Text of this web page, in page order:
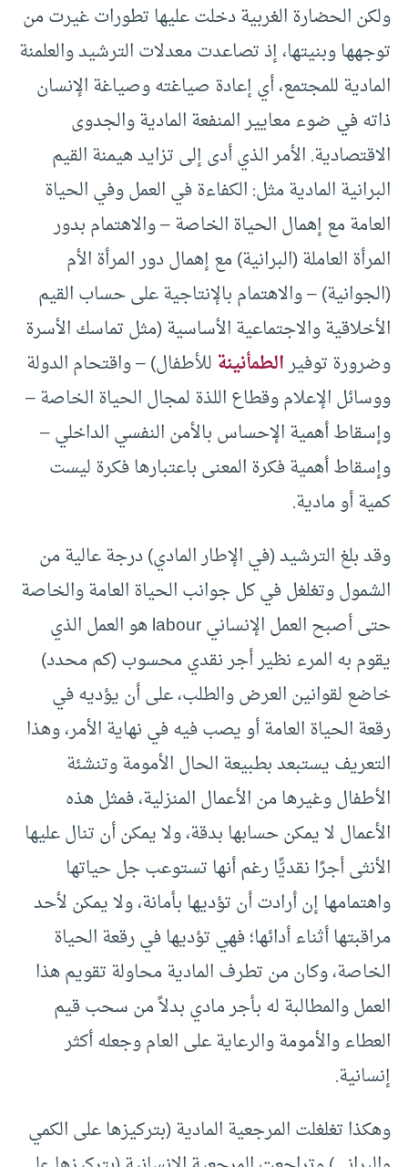
ولكن الحضارة الغربية دخلت عليها تطورات غيرت من
توجهها وبنيتها، إذ تصاعدت معدلات الترشيد والعلمنة
المادية للمجتمع، أي إعادة صياغته وصياغة الإنسان
ذاته في ضوء معايير المنفعة المادية والجدوى
الاقتصادية. الأمر الذي أدى إلى تزايد هيمنة القيم
البرانية المادية مثل: الكفاءة في العمل وفي الحياة
العامة مع إهمال الحياة الخاصة – والاهتمام بدور
المرأة العاملة (البرانية) مع إهمال دور المرأة الأم
(الجوانية) – والاهتمام بالإنتاجية على حساب القيم
الأخلاقية والاجتماعية الأساسية (مثل تماسك الأسرة
وضرورة توفيرالطمأنينةللأطفال) – واقتحام الدولة
ووسائل الإعلام وقطاع اللذة لمجال الحياة الخاصة –
وإسقاط أهمية الإحساس بالأمن النفسي الداخلي –
وإسقاط أهمية فكرة المعنى باعتبارها فكرة ليست
كمية أو مادية.
وقد بلغ الترشيد (في الإطار المادي) درجة عالية من
الشمول وتغلغل في كل جوانب الحياة العامة والخاصة
حتى أصبح العمل الإنساني labour هو العمل الذي
يقوم به المرء نظير أجر نقدي محسوب (كم محدد)
خاضع لقوانين العرض والطلب، على أن يؤديه في
رقعة الحياة العامة أو يصب فيه في نهاية الأمر، وهذا
التعريف يستبعد بطبيعة الحال الأمومة وتنشئة
الأطفال وغيرها من الأعمال المنزلية، فمثل هذه
الأعمال لا يمكن حسابها بدقة، ولا يمكن أن تنال عليها
الأنثى أجرًا نقديًّا رغم أنها تستوعب جل حياتها
واهتمامها إن أرادت أن تؤديها بأمانة، ولا يمكن لأحد
مراقبتها أثناء أدائها؛ فهي تؤديها في رقعة الحياة
الخاصة، وكان من تطرف المادية محاولة تقويم هذا
العمل والمطالبة له بأجر مادي بدلاً من سحب قيم
العطاء والأمومة والرعاية على العام وجعله أكثر
إنسانية.
وهكذا تغلغلت المرجعية المادية (بتركيزها على الكمي